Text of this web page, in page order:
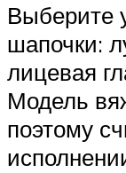
Выберите
шапочки:
лицевая
Модель
поэтому